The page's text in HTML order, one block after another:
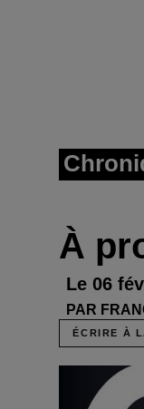
À
Le 06
PAR
ÉCRIRE À